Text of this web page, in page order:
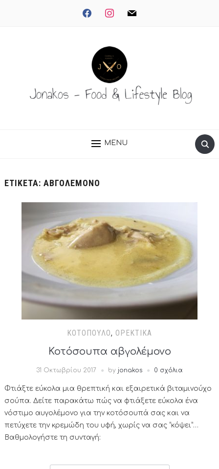
facebookinstagrammail
MENU
ΕΤΙΚΈΤΑ: ΑΒΓΟΛΈΜΟΝΟ
ΚΟΤΌΠΟΥΛΟ, ΟΡΕΚΤΙΚΆ
Κοτόσουπα αβγολέμονο
31 Οκτωβρίου 2017 by jonakos 0 σχόλια
Φτιάξτε εύκολα μια θρεπτική και εξαιρετικά βιταμινούχο
σούπα. Δείτε παρακάτω πώς να φτιάξετε εύκολα ένα
νόστιμο αυγολέμονο για την κοτόσουπά σας και να
πετύχετε την κρεμώδη του υφή, χωρίς να σας “κόψει”…
Βαθμολογήστε τη συνταγή: